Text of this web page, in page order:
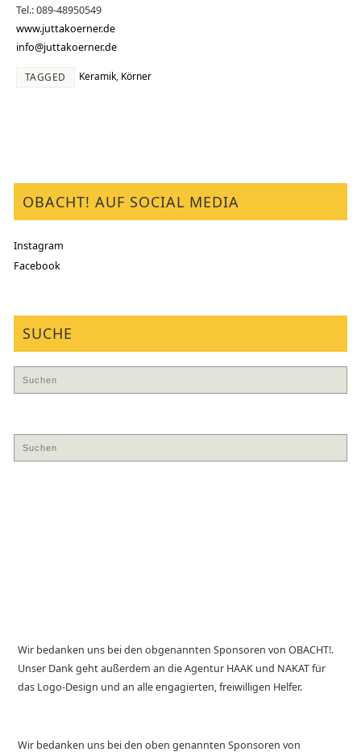
Tel.: 089-48950549
www.juttakoerner.de
info@juttakoerner.de
TAGGED Keramik, Körner
OBACHT! AUF SOCIAL MEDIA
Instagram
Facebook
SUCHE
Wir bedanken uns bei den obgenannten Sponsoren von OBACHT!.
Unser Dank geht außerdem an die Agentur HAAK und NAKAT für
das Logo-Design und an alle engagierten, freiwilligen Helfer.
Wir bedanken uns bei den oben genannten Sponsoren von